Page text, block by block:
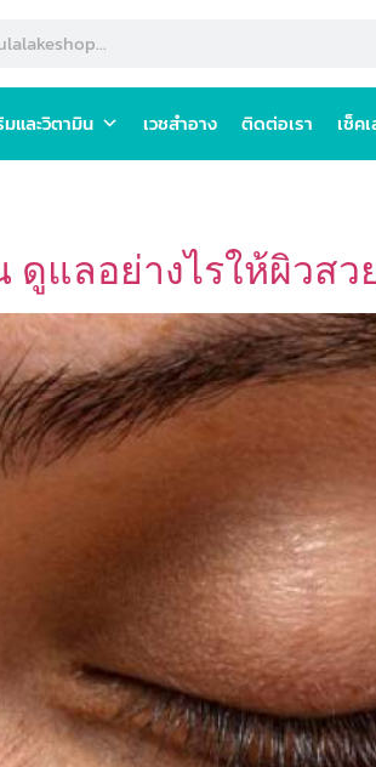
มและวิตามิน เวชสำอาง ติดต่อเรา เช็ค
แลอย่างไรให้ผิวส